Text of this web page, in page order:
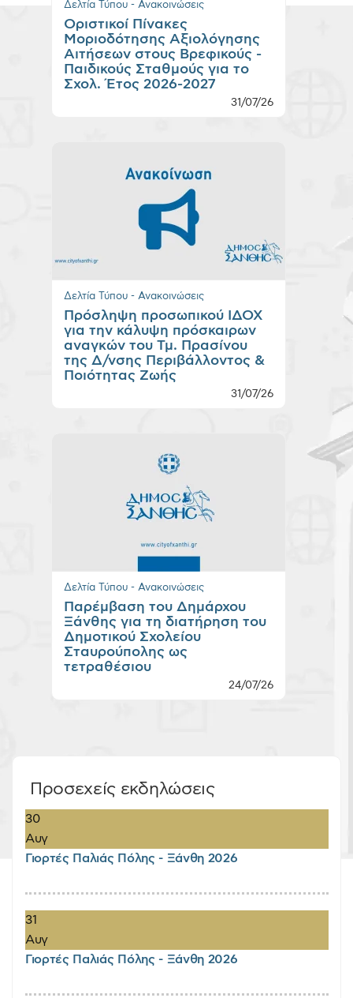
Δελτία Τύπου - Ανακοινώσεις
Οριστικοί Πίνακες
Μοριοδότησης Αξιολόγησης
Αιτήσεων στους Βρεφικούς -
Παιδικούς Σταθμούς για το
Σχολ. Έτος 2026-2027
31/07/26
Δελτία Τύπου - Ανακοινώσεις
Πρόσληψη προσωπικού ΙΔΟΧ
για την κάλυψη πρόσκαιρων
αναγκών του Τμ. Πρασίνου
της Δ/νσης Περιβάλλοντος &
Ποιότητας Ζωής
31/07/26
Δελτία Τύπου - Ανακοινώσεις
Παρέμβαση του Δημάρχου
Ξάνθης για τη διατήρηση του
Δημοτικού Σχολείου
Σταυρούπολης ως
τετραθέσιου
24/07/26
Προσεχείς εκδηλώσεις
30
Αυγ
Γιορτές Παλιάς Πόλης - Ξάνθη 2026
31
Αυγ
Γιορτές Παλιάς Πόλης - Ξάνθη 2026